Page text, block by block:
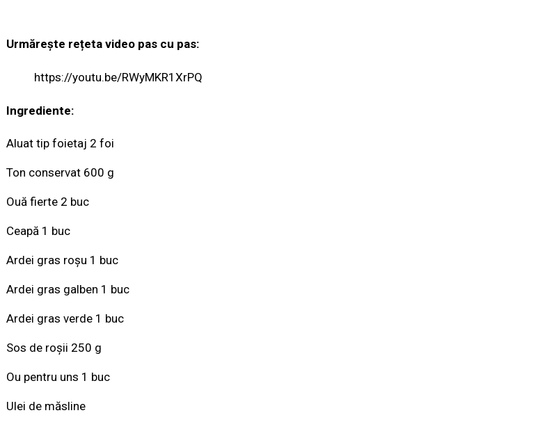
Urmărește rețeta video pas cu pas:
https://youtu.be/RWyMKR1XrPQ
Ingrediente:
Aluat tip foietaj 2 foi
Ton conservat 600 g
Ouă fierte 2 buc
Ceapă 1 buc
Ardei gras roșu 1 buc
Ardei gras galben 1 buc
Ardei gras verde 1 buc
Sos de roșii 250 g
Ou pentru uns 1 buc
Ulei de măsline